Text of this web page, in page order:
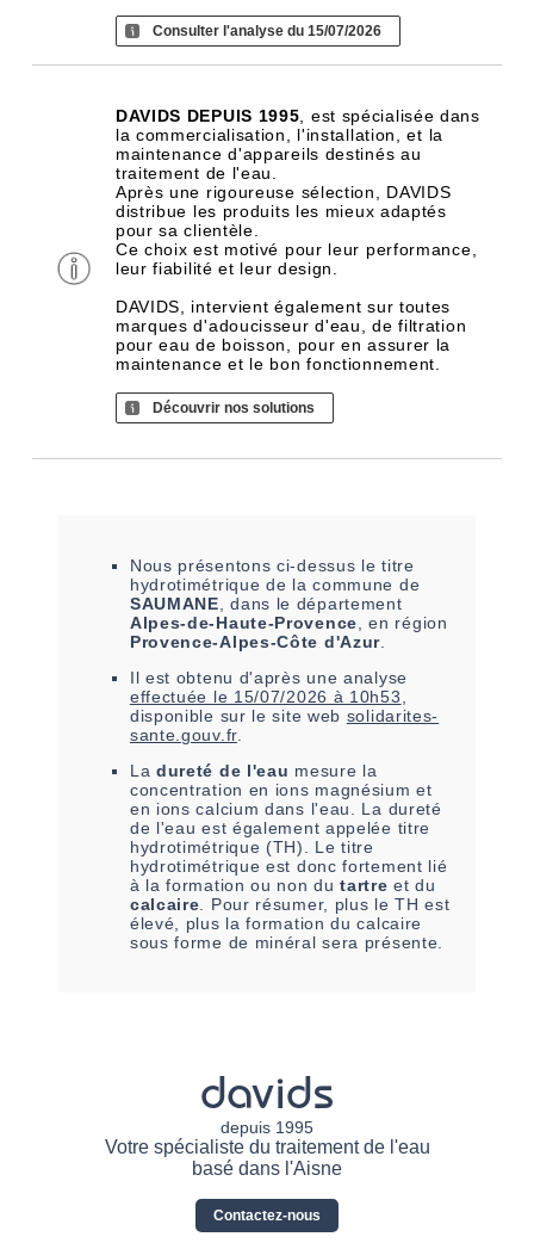
Consulter l'analyse du 15/07/2026
DAVIDS DEPUIS 1995 , est spécialisée dans
la commercialisation, l'installation, et la
maintenance d'appareils destinés au
traitement de l'eau.
Après une rigoureuse sélection, DAVIDS
distribue les produits les mieux adaptés
pour sa clientèle.
Ce choix est motivé pour leur performance,
leur fiabilité et leur design.
DAVIDS, intervient également sur toutes
marques d'adoucisseur d'eau, de filtration
pour eau de boisson, pour en assurer la
maintenance et le bon fonctionnement.
Découvrir nos solutions
Nous présentons ci-dessus le titre
hydrotimétrique de la commune de
SAUMANE , dans le département
Alpes-de-Haute-Provence , en région
Provence-Alpes-Côte d'Azur
Il est obtenu d'après une analyse
effectuée le 15/07/2026 à 10h53
disponible sur le site web solidarites-
sante.gouv.fr.
La dureté de l'eau mesure la
concentration en ions magnésium et
en ions calcium dans l'eau. La dureté
de l'eau est également appelée titre
hydrotimétrique (TH). Le titre
hydrotimétrique est donc fortement lié
à la formation ou non dutartre et du
calcaire . Pour résumer, plus le TH est
élevé, plus la formation du calcaire
sous forme de minéral sera présente.
davids
depuis 1995
Votre spécialiste du traitement de l'eau
basé dans l'Aisne
Contactez-nous